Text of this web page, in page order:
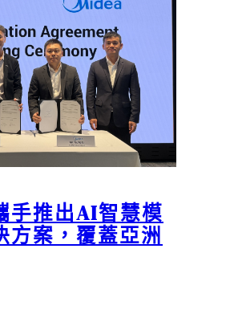
手推出AI智慧模
方案，覆蓋亞洲